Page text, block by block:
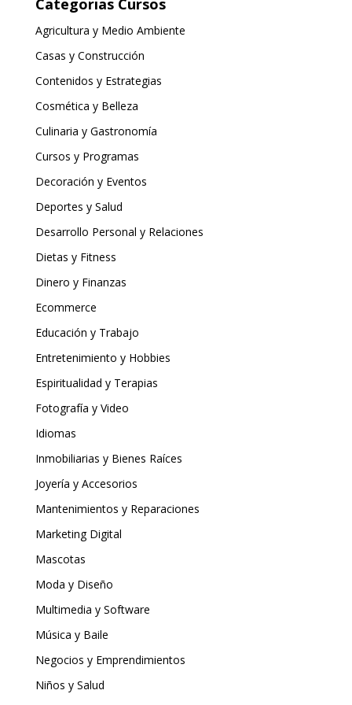
Categorias Cursos
Agricultura y Medio Ambiente
Casas y Construcción
Contenidos y Estrategias
Cosmética y Belleza
Culinaria y Gastronomía
Cursos y Programas
Decoración y Eventos
Deportes y Salud
Desarrollo Personal y Relaciones
Dietas y Fitness
Dinero y Finanzas
Ecommerce
Educación y Trabajo
Entretenimiento y Hobbies
Espiritualidad y Terapias
Fotografía y Video
Idiomas
Inmobiliarias y Bienes Raíces
Joyería y Accesorios
Mantenimientos y Reparaciones
Marketing Digital
Mascotas
Moda y Diseño
Multimedia y Software
Música y Baile
Negocios y Emprendimientos
Niños y Salud